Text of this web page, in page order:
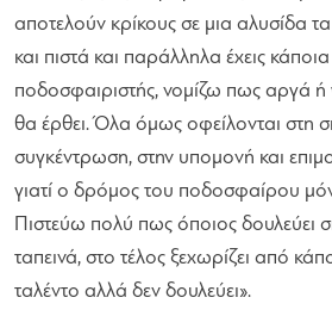
αποτελούν κρίκους σε μια αλυσίδα
και πιστά και παράλληλα έχεις
ποδοσφαιριστής, νομίζω πως αργά ή
θα έρθει. Όλα όμως οφείλονται στη
συγκέντρωση, στην υπομονή και
γιατί ο δρόμος του ποδοσφαίρου
Πιστεύω πολύ πως όποιος δουλεύει
ταπεινά, στο τέλος ξεχωρίζει από
ταλέντο αλλά δεν δουλεύει».